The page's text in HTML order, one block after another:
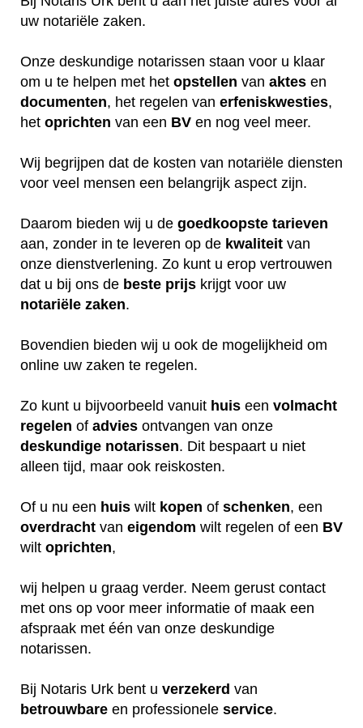
uw notariële zaken.
Onze deskundige notarissen staan voor u klaar
om u te helpen met het opstellen van aktes en
documenten, het regelen van erfeniskwesties,
het oprichten van een BV en nog veel meer.
Wij begrijpen dat de kosten van notariële diensten
voor veel mensen een belangrijk aspect zijn.
Daarom bieden wij u de goedkoopste tarieven
aan, zonder in te leveren op de kwaliteit van
onze dienstverlening. Zo kunt u erop vertrouwen
dat u bij ons de beste prijs krijgt voor uw
notariële zaken.
Bovendien bieden wij u ook de mogelijkheid om
online uw zaken te regelen.
Zo kunt u bijvoorbeeld vanuit huis een volmacht
regelen of advies ontvangen van onze
deskundige notarissen. Dit bespaart u niet
alleen tijd, maar ook reiskosten.
Of u nu een huis wilt kopen of schenken, een
overdracht van eigendom wilt regelen of een BV
wilt oprichten,
wij helpen u graag verder. Neem gerust contact
met ons op voor meer informatie of maak een
afspraak met één van onze deskundige
notarissen.
Bij Notaris Urk bent u verzekerd van
betrouwbare en professionele service.